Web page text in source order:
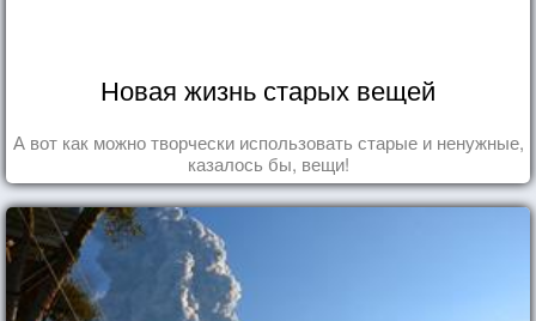
Новая жизнь старых вещей
А вот как можно творчески использовать старые и ненужные,
казалось бы, вещи!